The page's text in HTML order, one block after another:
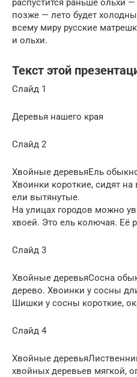
распустится раньше ольхи
позже — лето будет
всему миру русские
и ольхи.
Текст этой
Слайд 1
Деревья нашего края
Слайд 2
Хвойные деревьяЕль
Хвоинки короткие, сидят
ели вытянутые.
На улицах городов можно
хвоей. Это ель колючая. Её
Слайд 3
Хвойные деревьяСосна
дерево. Хвоинки у сосны
Шишки у сосны короткие,
Слайд 4
Хвойные
хвойных деревьев мягкой,